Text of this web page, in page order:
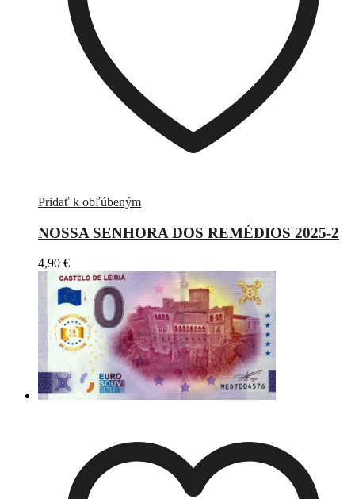
Pridať k obľúbeným
NOSSA SENHORA DOS REMÉDIOS 2025-2
4,90 €